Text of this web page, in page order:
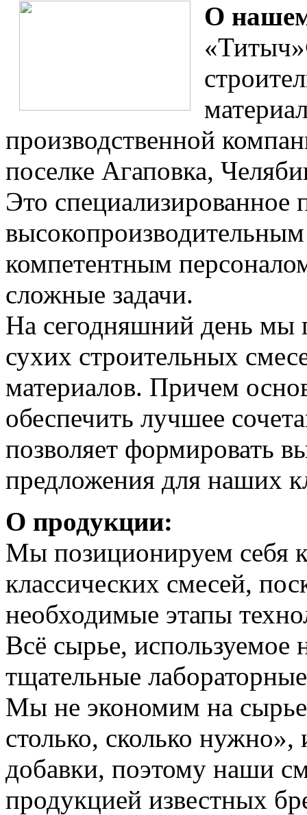
О
производственной
поселке Агаповка,
Это специализированное
компетентным
сложные задачи.
На сегодняшний день мы
сухих строительных
материалов. Причем
обеспечить лучшее
позволяет формировать
предложения для наших
О продукции:
Мы позиционируем себя
классических смесей,
необходимые этапы
Всё сырье, используемое
тщательные
Мы не экономим на
столько, сколько
добавки, поэтому наши
продукцией известных